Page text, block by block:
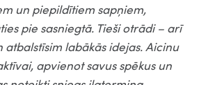
un piepildītiem sapņiem,
pie sasniegtā. Tieši otrādi – arī
labākās idejas. Aicinu
apvienot savus spēkus un